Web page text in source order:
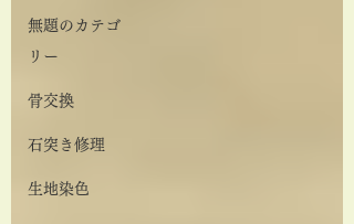
無題のカテゴ
リー
骨交換
石突き修理
生地染色